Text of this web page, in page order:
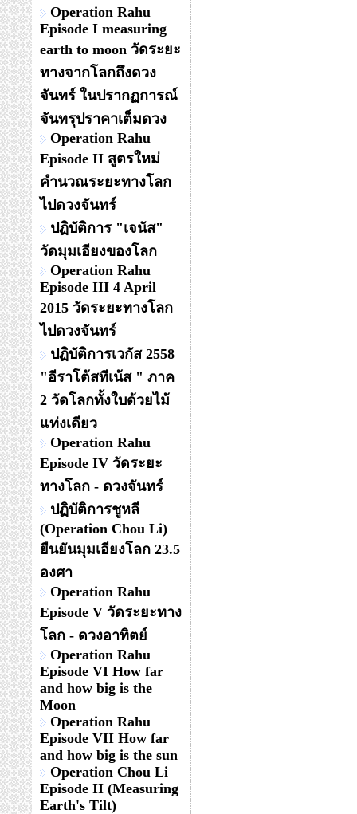
Operation Rahu
Episode I measuring
earth to moon วัดระยะ
ทางจากโลกถึงดวง
จันทร์ ในปรากฏการณ์
จันทรุปราคาเต็มดวง
Operation Rahu
Episode II สูตรใหม่
คำนวณระยะทางโลก
ไปดวงจันทร์
ปฏิบัติการ "เจนัส"
วัดมุมเอียงของโลก
Operation Rahu
Episode III 4 April
2015 วัดระยะทางโลก
ไปดวงจันทร์
ปฏิบัติการเวกัส 2558
"อีราโต้สทีเน้ส " ภาค
2 วัดโลกทั้งใบด้วยไม้
แท่งเดียว
Operation Rahu
Episode IV วัดระยะ
ทางโลก - ดวงจันทร์
ปฏิบัติการชูหลี
(Operation Chou Li)
ยืนยันมุมเอียงโลก 23.5
องศา
Operation Rahu
Episode V วัดระยะทาง
โลก - ดวงอาทิตย์
Operation Rahu
Episode VI How far
and how big is the
Moon
Operation Rahu
Episode VII How far
and how big is the sun
Operation Chou Li
Episode II (Measuring
Earth's Tilt)